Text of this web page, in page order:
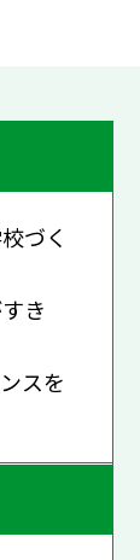
づく
き
スを